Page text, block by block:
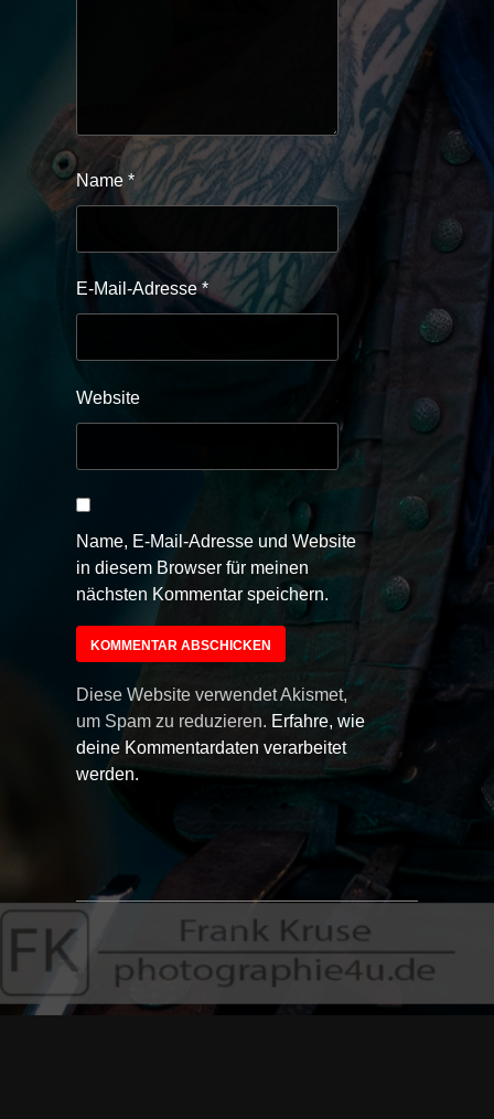
Name *
E-Mail-Adresse*
Website
Name, E-Mail-Adresse und Website
in diesem Browser für meinen
nächsten Kommentar speichern.
Diese Website verwendet Akismet,
um Spam zu reduzieren. Erfahre, wie
deine Kommentardaten verarbeitet
werden.